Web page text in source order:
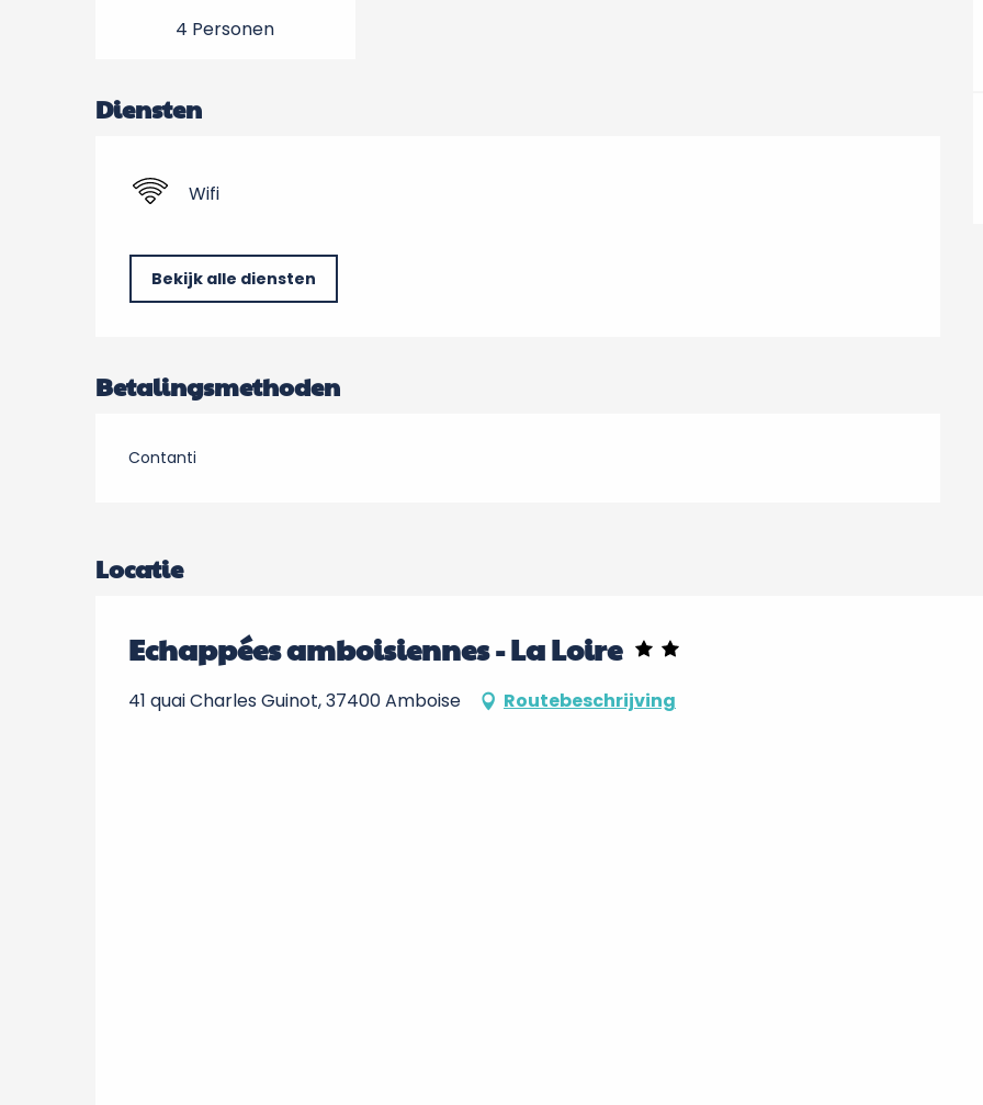
4 Personen
Diensten
Wifi
Bekijk alle diensten
Betalingsmethoden
Contanti
Locatie
Echappées amboisiennes - La Loire
41 quai Charles Guinot, 37400 Amboise Routebeschrijving